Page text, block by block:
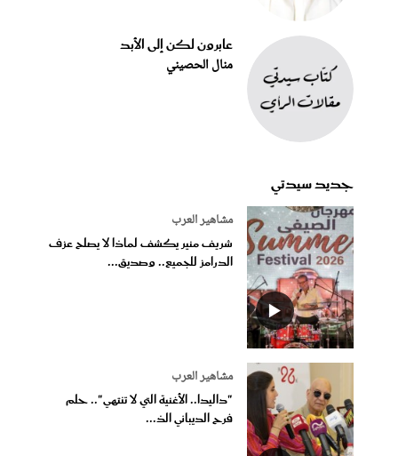
عابرون لكن إلى الأبد
منال الحصيني
جديد سيدتي
مشاهير العرب
شريف منير يكشف لماذا لا يصلح عزف
الدرامز للجميع.. وصديق...
مشاهير العرب
"داليدا.. الأغنية التي لا تنتهي".. حلم
فرح الديباني الذ...